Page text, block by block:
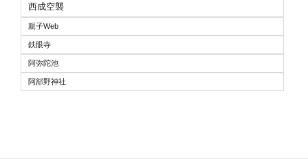
西成空襲
親子Web
鉄眼寺
阿弥陀池
阿部野神社